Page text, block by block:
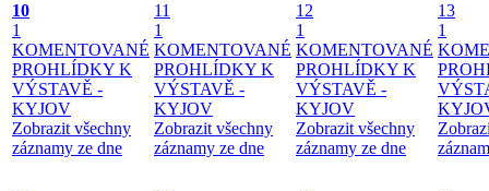
10
1
KOMENTOVANÉ
PROHLÍDKY K
VÝSTAVĚ -
KYJOV
Zobrazit všechny
záznamy ze dne
11
1
KOMENTOVANÉ
PROHLÍDKY K
VÝSTAVĚ -
KYJOV
Zobrazit všechny
záznamy ze dne
12
1
KOMENTOVANÉ
PROHLÍDKY K
VÝSTAVĚ -
KYJOV
Zobrazit všechny
záznamy ze dne
13
1